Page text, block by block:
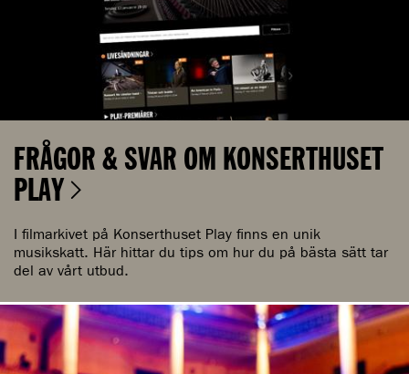
FRÅGOR & SVAR OM KONSERTHUSET
PLAY
I filmarkivet på Konserthuset Play finns en unik
musikskatt. Här hittar du tips om hur du på bästa sätt tar
del av vårt utbud.